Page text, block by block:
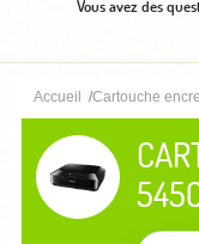
Vous avez des
Accueil Cartouche encre